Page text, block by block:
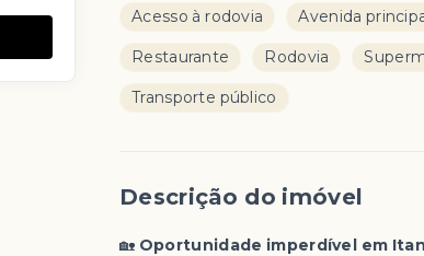
Acesso à rodovia Avenida
Restaurante Rodovia
Transporte público
Descrição do imóvel
🏡 Oportunidade imperdível em